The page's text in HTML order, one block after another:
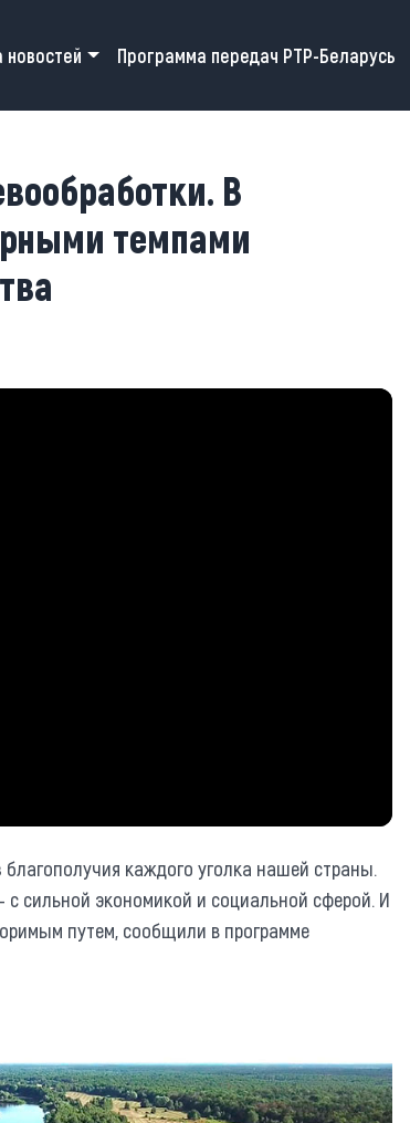
новостей Программа передач РТР-Беларусь
В
темпами
каждого уголка нашей страны.
сильной экономикой и социальной сферой. И
путем, сообщили в программе